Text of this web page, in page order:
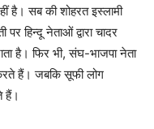
है। सब की शोहरत इस्लामी
हिन्दू नेताओं द्वारा चादर
है। फिर भी, संघ-भाजपा नेता
करते हैं। जबकि सूफी लोग
हैं।